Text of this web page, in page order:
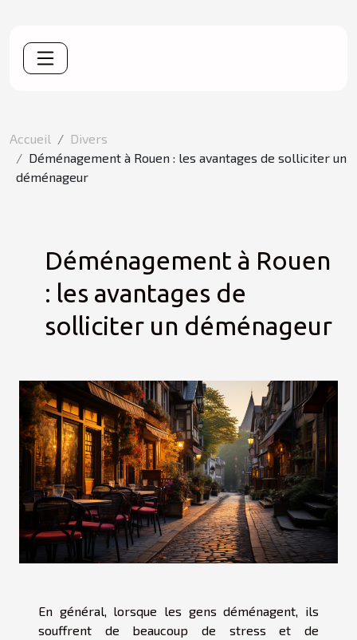
Accueil
Divers
Déménagement à Rouen : les avantages de solliciter un
déménageur
Déménagement à Rouen
: les avantages de
solliciter un déménageur
En général, lorsque les gens déménagent, ils
souffrent de beaucoup de stress et de